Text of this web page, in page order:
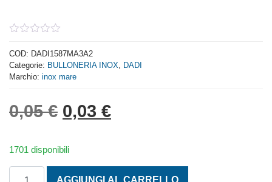
out
of
5
COD: DADI1587MA3A2
Categorie: BULLONERIA INOX, DADI
Marchio: inox mare
0,05€ Il prezzo originale era:
0,03 €Il prezzo attuale è:
1701 disponibili
AGGIUNGI AL CARRELLO